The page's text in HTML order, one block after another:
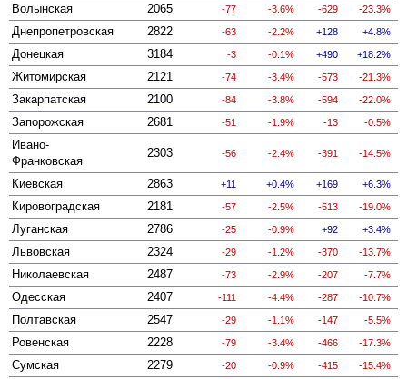
Волынская 2065 -77 -3.6% -629 -23.3%
Днепропетровская 2822 -63 -2.2% 128 4.8%
Донецкая 3184 -3 -0.1% 490 18.2%
Житомирская 2121 -74 -3.4% -573 -21.3%
Закарпатская 2100 -84 -3.8% -594 -22.0%
Запорожская 2681 -51 -1.9% -13 -0.5%
Ивано-
Франковская
2303 -56 -2.4% -391 -14.5%
Киевская 2863 11 0.4% 169 6.3%
Кировоградская 2181 -57 -2.5% -513 -19.0%
Луганская 2786 -25 -0.9% 92 3.4%
Львовская 2324 -29 -1.2% -370 -13.7%
Николаевская 2487 -73 -2.9% -207 -7.7%
Одесская 2407 -111 -4.4% -287 -10.7%
Полтавская 2547 -29 -1.1% -147 -5.5%
Ровенская 2228 -79 -3.4% -466 -17.3%
Сумская 2279 -20 -0.9% -415 -15.4%